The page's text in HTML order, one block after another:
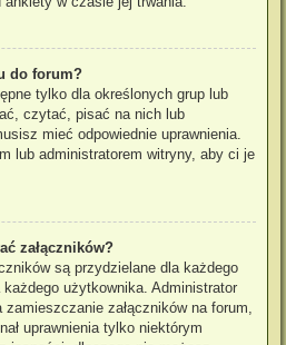
do forum?
tylko dla określonych grup lub
czytać, pisać na nich lub
mieć odpowiednie uprawnienia.
lub administratorem witryny, aby ci je
załączników?
są przydzielane dla każdego
użytkownika. Administrator
zamieszczanie załączników na forum,
uprawnienia tylko niektórym